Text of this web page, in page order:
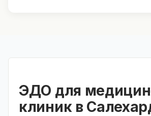
ЭДО для
клиник в